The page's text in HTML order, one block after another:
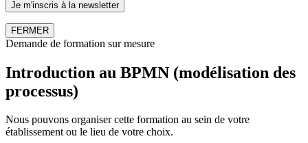
FERMER
Demande de formation sur mesure
Introduction au BPMN (modélisation des
processus)
Nous pouvons organiser cette formation au sein de votre
établissement ou le lieu de votre choix.